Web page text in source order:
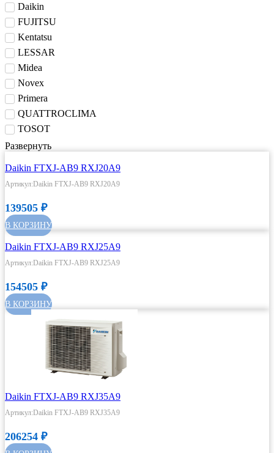
Daikin
FUJITSU
Kentatsu
LESSAR
Midea
Novex
Primera
QUATTROCLIMA
TOSOT
Развернуть
Daikin FTXJ-AB9 RXJ20A9
Артикул:Daikin FTXJ-AB9 RXJ20A9
139505 ₽
В КОРЗИНУ
Daikin FTXJ-AB9 RXJ25A9
Артикул:Daikin FTXJ-AB9 RXJ25A9
154505 ₽
В КОРЗИНУ
Daikin FTXJ-AB9 RXJ35A9
Артикул:Daikin FTXJ-AB9 RXJ35A9
206254 ₽